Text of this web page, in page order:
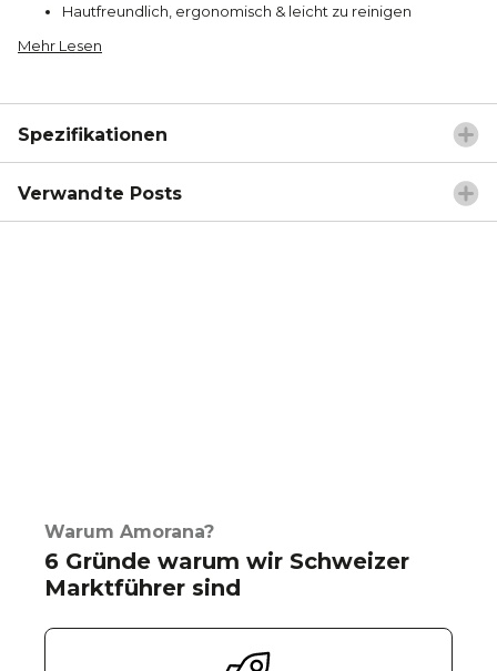
Hautfreundlich, ergonomisch & leicht zu reinigen
Mehr Lesen
Spezifikationen
Verwandte Posts
Warum Amorana?
6 Gründe warum wir Schweizer
Marktführer sind